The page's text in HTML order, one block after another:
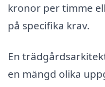
kronor per timme
på specifika krav.
En
en mängd olika